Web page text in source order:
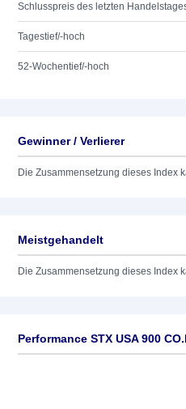
Schlusspreis des letzten
Tagestief/-hoch
52-Wochentief/-hoch
Gewinner / Verlierer
Die Zusammensetzung dieses Index
Meistgehandelt
Die Zusammensetzung dieses Index
Performance STX USA 900